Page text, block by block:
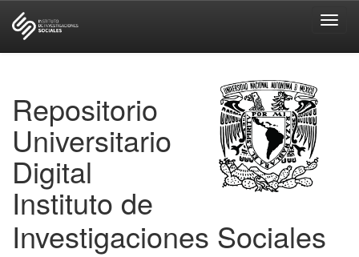
Repositorio
Universitario
Digital
Instituto de
Investigaciones Sociales